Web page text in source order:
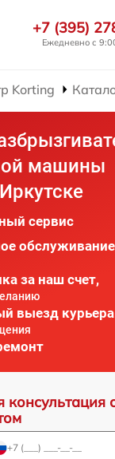
+7 (395)
Ежедневно с
Korting
машины
сервис
обслуживание
за наш счет,
выезд курьера
консультация